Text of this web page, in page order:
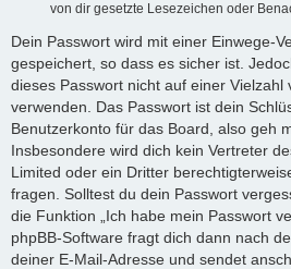
von dir gesetzte Lesezeichen oder
Dein Passwort wird mit einer Einwege-
gespeichert, so dass es sicher ist.
dieses Passwort nicht auf einer Vielzahl
verwenden. Das Passwort ist dein
Benutzerkonto für das Board, also geh
Insbesondere wird dich kein Vertreter
Limited oder ein Dritter
fragen. Solltest du dein Passwort
die Funktion „Ich habe mein Passwort
phpBB-Software fragt dich dann nach
deiner E-Mail-Adresse und sendet